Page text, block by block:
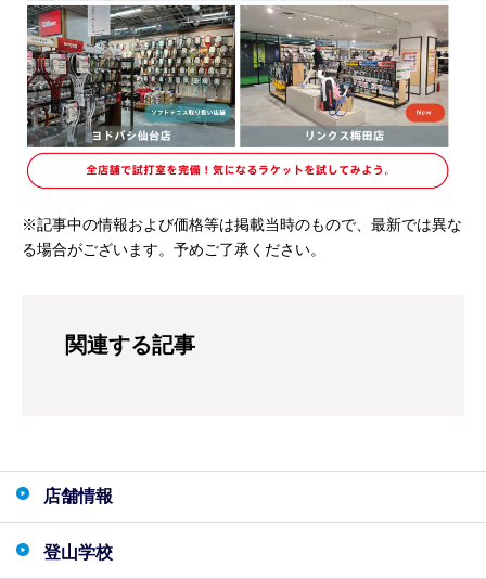
※記事中の情報および価格等は掲載当時のもので、最新では異な
る場合がございます。予めご了承ください。
関連する記事
店舗情報
登山学校